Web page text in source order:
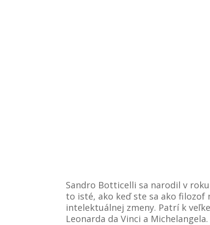
Sandro Botticelli sa narodil v
to isté, ako keď ste sa ako filozof
intelektuálnej zmeny. Patrí k
Leonarda da Vinci a Michelangela.